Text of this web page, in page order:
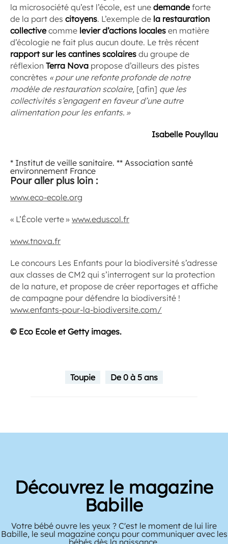
la microsociété qu’est l’école, est une demandeforte
de la part des citoyens. L’exemple de la restauration
collectivecomme levier d’actions locales en matière
d’écologie ne fait plus aucun doute. Le très récent
rapport sur les cantines scolaires du groupe de
réflexion Terra Nova propose d’ailleurs des pistes
concrètes « pour une refonte profonde de notre
modèle de restauration scolaire, [afin] que les
collectivités s’engagent en faveur d’une autre
alimentation pour les enfants. »
Isabelle Pouyllau
* Institut de veille sanitaire. ** Association santé
environnement France
Pour aller plus loin :
www.eco-ecole.org
« L’École verte » www.eduscol.fr
www.tnova.fr
Le concours Les Enfants pour la biodiversité s’adresse
aux classes de CM2 qui s’interrogent sur la protection
de la nature, et propose de créer reportages et affiche
de campagne pour défendre la biodiversité !
www.enfants-pour-la-biodiversite.com/
© Eco Ecole et Getty images.
Toupie De 0 à 5 ans
Découvrez le magazine
Babille
Votre bébé ouvre les yeux ? C'est le moment de lui lire
Babille, le seul magazine conçu pour communiquer avec les
bébés dès la naissance.